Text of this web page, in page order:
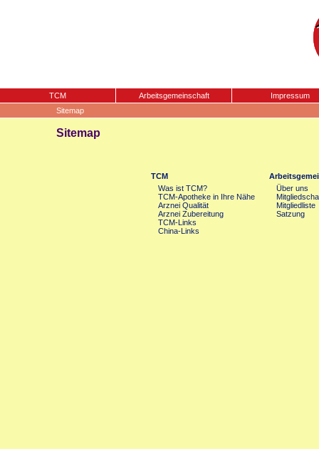
TCM Arbeitsgemeinschaft
Impressum
Sitemap
Sitemap
TCM
Was ist TCM?
TCM-Apotheke in Ihre Nähe
Arznei Qualität
Arznei Zubereitung
TCM-Links
China-Links
Über uns
Mitgliedliste
Satzung